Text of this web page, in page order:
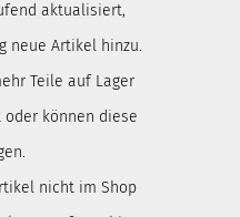
aktualisiert,
neue Artikel hinzu.
Teile auf Lager
können diese
nicht im Shop